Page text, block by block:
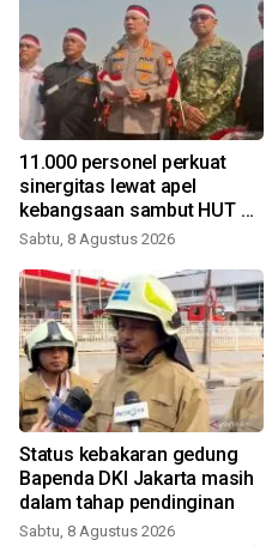
11.000 personel perkuat
sinergitas lewat apel
kebangsaan sambut HUT RI
di kawasan Monas
Sabtu, 8 Agustus 2026
Status kebakaran gedung
Bapenda DKI Jakarta masih
dalam tahap pendinginan
Sabtu, 8 Agustus 2026